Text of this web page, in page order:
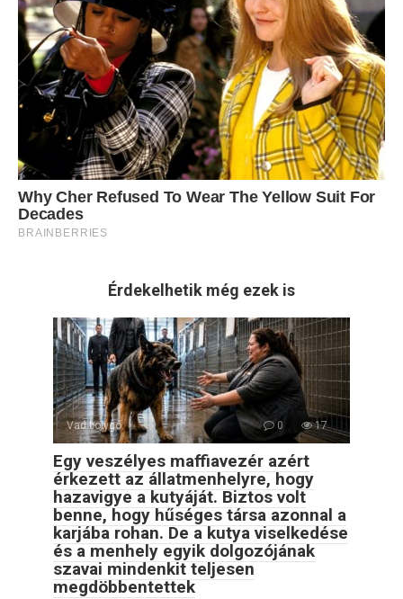
Érdekelhetik még ezek is
Vad bolygó 0 17
Egy veszélyes maffiavezér azért
érkezett az állatmenhelyre, hogy
hazavigye a kutyáját. Biztos volt
benne, hogy hűséges társa azonnal a
karjába rohan. De a kutya viselkedése
és a menhely egyik dolgozójának
szavai mindenkit teljesen
megdöbbentettek